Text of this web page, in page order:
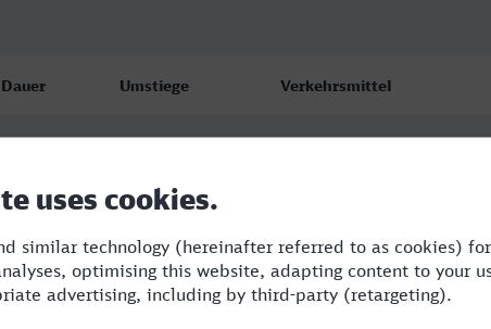
Dauer Umstiege Verkehrsmittel
6:56 RRB,ICE,MRB